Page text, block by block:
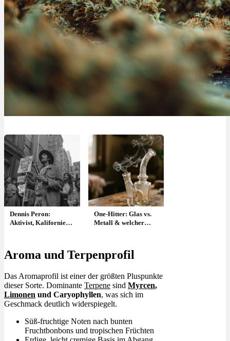
Dennis Peron:
Aktivist, Kalifornien,
von med. Cannabis
One-Hitter: Glas vs.
Metall & welcher
Aroma und Terpenprofil
Das Aromaprofil ist einer der größten Pluspunkte
dieser Sorte. Dominante Terpene sind Myrcen,
Limonen und Caryophyllen, was sich im
Geschmack deutlich widerspiegelt.
Süß-fruchtige Noten nach bunten
Fruchtbonbons und tropischen Früchten